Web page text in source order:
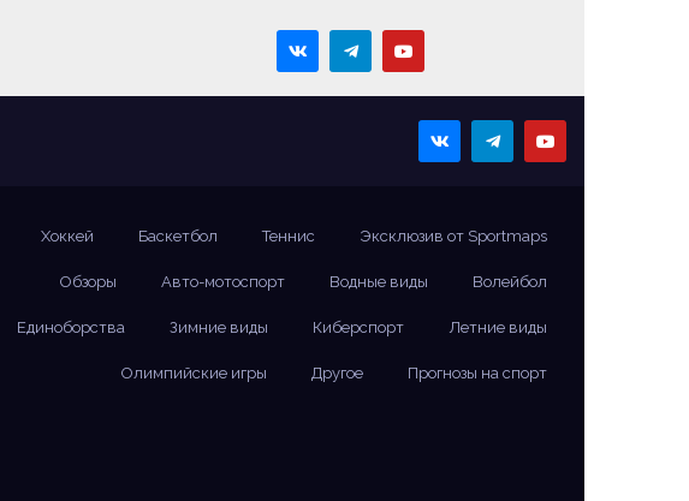
Хоккей Баскетбол Теннис Эксклюзив от Sportmaps
Обзоры Авто-мотоспорт Водные виды Волейбол
Единоборства Зимние виды Киберспорт Летние виды
Олимпийские игры Другое Прогнозы на спорт